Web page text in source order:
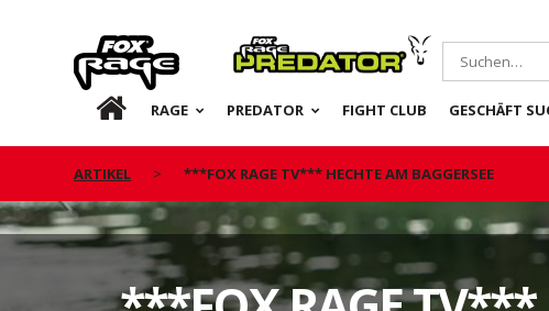
Rage Predator
DE RAGE PREDATOR FIGHT CLUB GESCHÄFT
ARTIKEL ***FOX RAGE TV*** HECHTE AM BAGGERSEE